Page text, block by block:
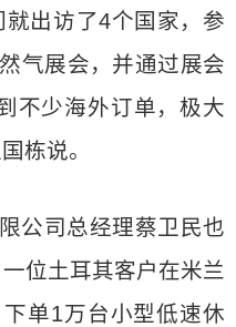
出访了4个国家，参
气展会，并通过展会
不少海外订单，极大
栋说。
公司总经理蔡卫民也
位土耳其客户在米兰
单1万台小型低速休